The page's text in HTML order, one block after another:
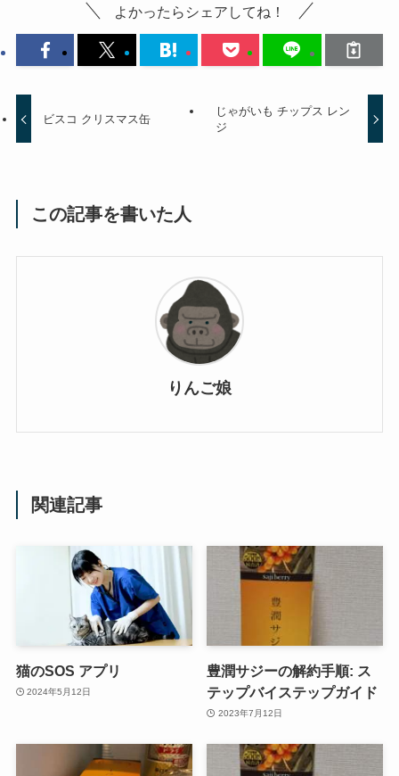
よかったらシェアしてね！
ビスコ クリスマス缶
じゃがいも チップス レン
ジ
この記事を書いた人
りんご娘
関連記事
猫のSOS アプリ
2024年5月12日
豊潤サジーの解約手順: ス
テップバイステップガイド
2023年7月12日